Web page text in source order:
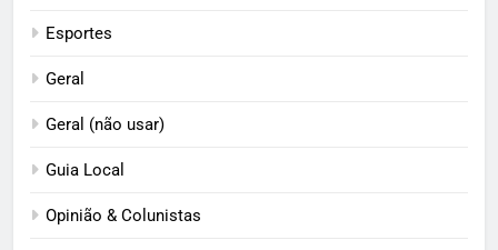
Esportes
Geral
Geral (não usar)
Guia Local
Opinião & Colunistas